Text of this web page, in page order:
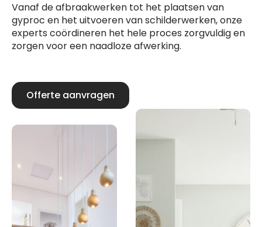
Vanaf de afbraakwerken tot het plaatsen van
gyproc en het uitvoeren van schilderwerken, onze
experts coördineren het hele proces zorgvuldig en
zorgen voor een naadloze afwerking.
Offerte aanvragen